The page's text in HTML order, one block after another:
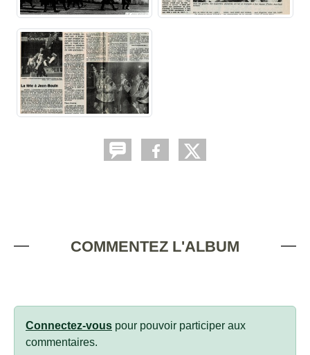
COMMENTEZ L'ALBUM
Connectez-vous pour pouvoir participer aux
commentaires.